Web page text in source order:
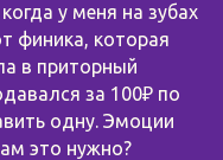
у меня на зубах
финика, которая
в приторный
за 100₽ по
одну. Эмоции
это нужно?